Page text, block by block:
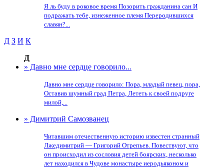
Я ль буду в роковое время Позорить гражданина сан И
подражать тебе, изнеженное племя Переродившихся
славян?...
Д З И К
Д
» Давно мне сердце говорило...
Давно мне сердце говорило: Пора, младый певец, пора,
Оставив шумный град Петра, Лететь к своей подруге
милой,...
» Димитрий Самозванец
Читавшим отечественную историю известен странный
Лжедимитрий — Григорий Отрепьев. Повествуют, что
он происходил из сословия детей боярских, несколько
лет находился в Чудове монастыре иеродьяконом и